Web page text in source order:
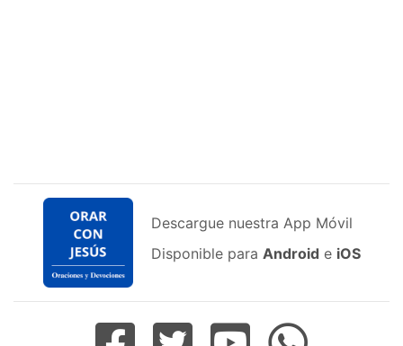
Descargue nuestra App Móvil
Disponible para Android e iOS